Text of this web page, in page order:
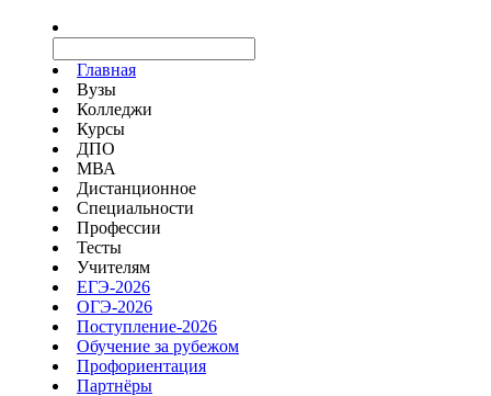
Главная
Вузы
Колледжи
Курсы
ДПО
МВА
Дистанционное
Специальности
Профессии
Тесты
Учителям
ЕГЭ-2026
ОГЭ-2026
Поступление-2026
Обучение за рубежом
Профориентация
Партнёры